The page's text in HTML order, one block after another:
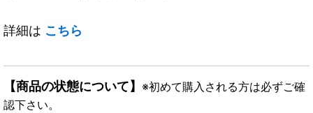
詳細は こちら
【商品の状態について】 ※初めて購入される方は必ずご確
認下さい。